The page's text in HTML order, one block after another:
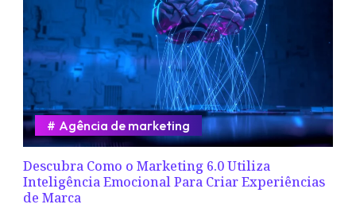
Descubra Como o Marketing 6.0 Utiliza
Inteligência Emocional Para Criar Experiências
de Marca
Agência de marketing